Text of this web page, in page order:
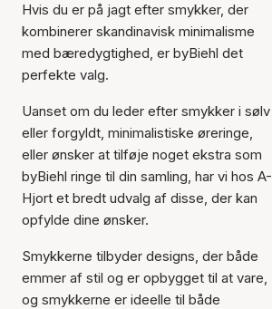
Hvis du er på jagt efter smykker, der
kombinerer skandinavisk minimalisme
med bæredygtighed, er byBiehl det
perfekte valg.
Uanset om du leder efter smykker i sølv
eller forgyldt, minimalistiske øreringe,
eller ønsker at tilføje noget ekstra som
byBiehl ringe til din samling, har vi hos A-
Hjort et bredt udvalg af disse, der kan
opfylde dine ønsker.
Smykkerne tilbyder designs, der både
emmer af stil og er opbygget til at vare,
og smykkerne er ideelle til både